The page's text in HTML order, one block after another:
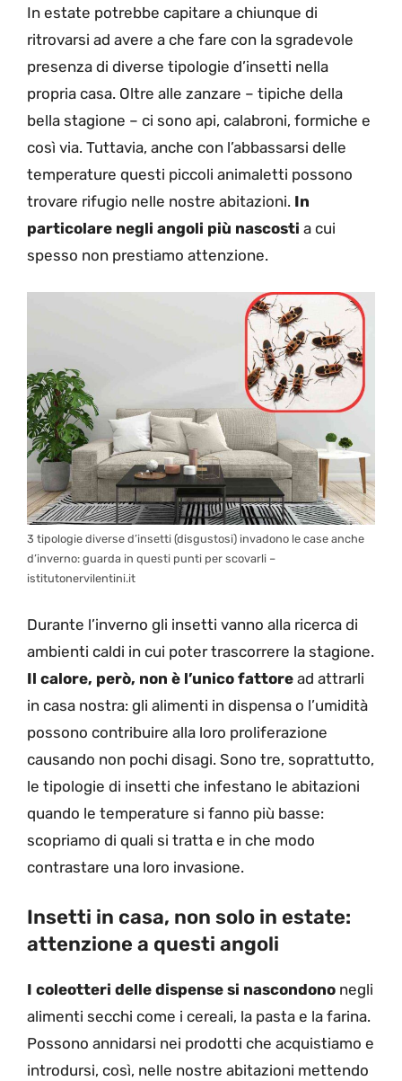
In estate potrebbe capitare a chiunque di
ritrovarsi ad avere a che fare con la sgradevole
presenza di diverse tipologie d’insetti nella
propria casa. Oltre alle zanzare – tipiche della
bella stagione – ci sono api, calabroni, formiche e
così via. Tuttavia, anche con l’abbassarsi delle
temperature questi piccoli animaletti possono
trovare rifugio nelle nostre abitazioni. In
particolare negli angoli più nascosti a cui
spesso non prestiamo attenzione.
3 tipologie diverse d’insetti (disgustosi) invadono le case anche
d’inverno: guarda in questi punti per scovarli –
istitutonervilentini.it
Durante l’inverno gli insetti vanno alla ricerca di
ambienti caldi in cui poter trascorrere la stagione.
Il calore, però, non è l’unico fattore ad attrarli
in casa nostra: gli alimenti in dispensa o l’umidità
possono contribuire alla loro proliferazione
causando non pochi disagi. Sono tre, soprattutto,
le tipologie di insetti che infestano le abitazioni
quando le temperature si fanno più basse:
scopriamo di quali si tratta e in che modo
contrastare una loro invasione.
Insetti in casa, non solo in estate:
attenzione a questi angoli
I coleotteri delle dispense si nascondono negli
alimenti secchi come i cereali, la pasta e la farina.
Possono annidarsi nei prodotti che acquistiamo e
introdursi, così, nelle nostre abitazioni mettendo